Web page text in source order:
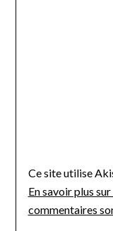
Ce site utilise
En savoir plus
commentaires